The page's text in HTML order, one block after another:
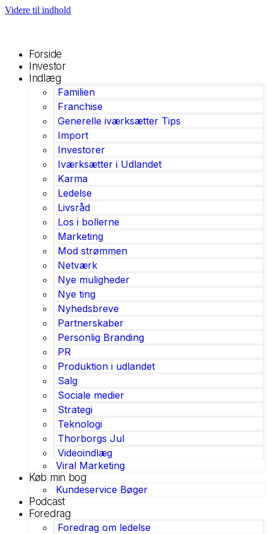
Videre til indhold
Forside
Investor
Indlæg
Familien
Franchise
Generelle iværksætter Tips
Import
Investorer
Iværksætter i Udlandet
Karma
Ledelse
Livsråd
Los i bollerne
Marketing
Mod strømmen
Netværk
Nye muligheder
Nye ting
Nyhedsbreve
Partnerskaber
Personlig Branding
PR
Produktion i udlandet
Salg
Sociale medier
Strategi
Teknologi
Thorborgs Jul
Videoindlæg
Viral Marketing
Køb min bog
Kundeservice Bøger
Podcast
Foredrag
Foredrag om ledelse